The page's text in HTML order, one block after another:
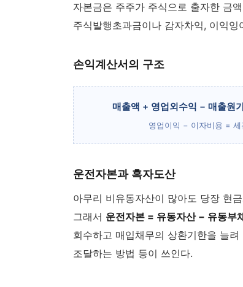
자본금은 주주가 주식으로 출자한 금
주식발행초과금이나 감자차익, 이익
손익계산서의 구조
매출액 + 영업외수익 − 매출원
영업이익 − 이자비용 =
운전자본과 흑자도산
아무리 비유동자산이 많아도 당장 현
그래서 운전자본 = 유동자산 − 유동부
회수하고 매입채무의 상환기한을 늘
조달하는 방법 등이 쓰인다.